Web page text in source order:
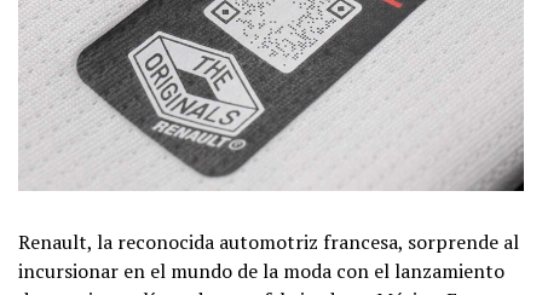
Renault, la reconocida automotriz francesa, sorprende al
incursionar en el mundo de la moda con el lanzamiento